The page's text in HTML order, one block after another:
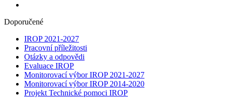
Doporučené
IROP 2021-2027
Pracovní příležitosti
Otázky a odpovědi
Evaluace IROP
Monitorovací výbor IROP 2021-2027
Monitorovací výbor IROP 2014-2020
Projekt Technické pomoci IROP